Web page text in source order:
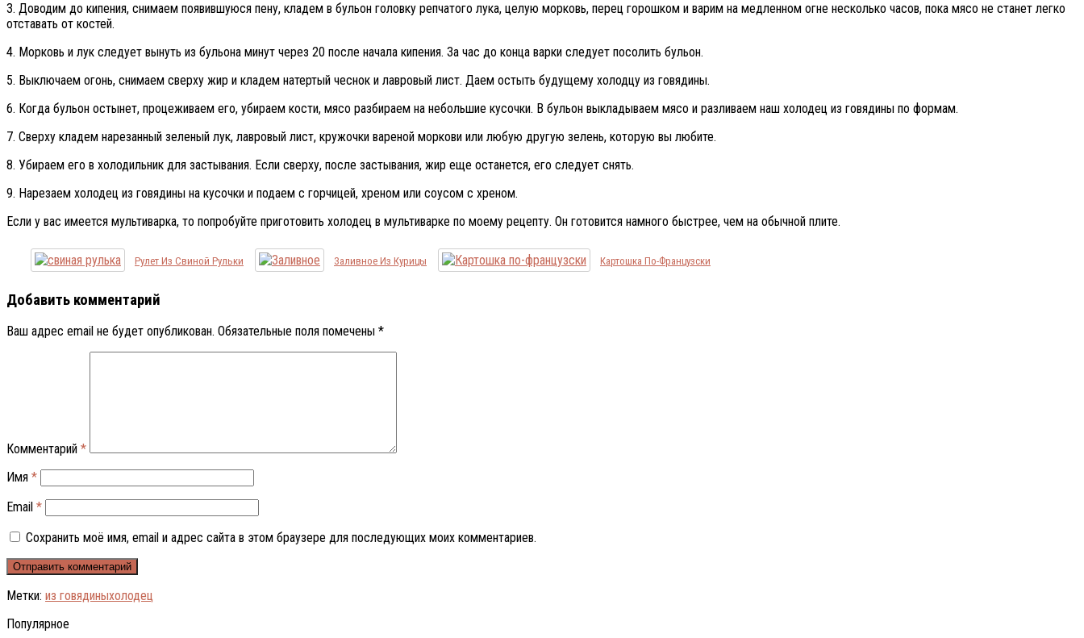
3. Доводим до кипения, снимаем появившуюся пену, кладем в бульон головку репчатого лука, целую морковь, перец горошком и варим на медленном огне несколько часов, пока мясо не станет легко
отставать от костей.
4. Морковь и лук следует вынуть из бульона минут через 20 после начала кипения. За час до конца варки следует посолить бульон.
5. Выключаем огонь, снимаем сверху жир и кладем натертый чеснок и лавровый лист. Даем остыть будущему холодцу из говядины.
6. Когда бульон остынет, процеживаем его, убираем кости, мясо разбираем на небольшие кусочки. В бульон выкладываем мясо и разливаем наш холодец из говядины по формам.
7. Сверху кладем нарезанный зеленый лук, лавровый лист, кружочки вареной моркови или любую другую зелень, которую вы любите.
8. Убираем его в холодильник для застывания. Если сверху, после застывания, жир еще останется, его следует снять.
9. Нарезаем холодец из говядины на кусочки и подаем с горчицей, хреном или соусом с хреном.
Если у вас имеется мультиварка, то попробуйте приготовить холодец в мультиварке по моему рецепту. Он готовится намного быстрее, чем на обычной плите.
Рулет Из Свиной Рульки Заливное Из Курицы Картошка По-Французски
Добавить комментарий
Ваш адрес email не будет опубликован. Обязательные поля помечены *
Комментарий *
Имя *
Email *
Сохранить моё имя, email и адрес сайта в этом браузере для последующих моих комментариев.
Метки: из говядиныхолодец
Популярное